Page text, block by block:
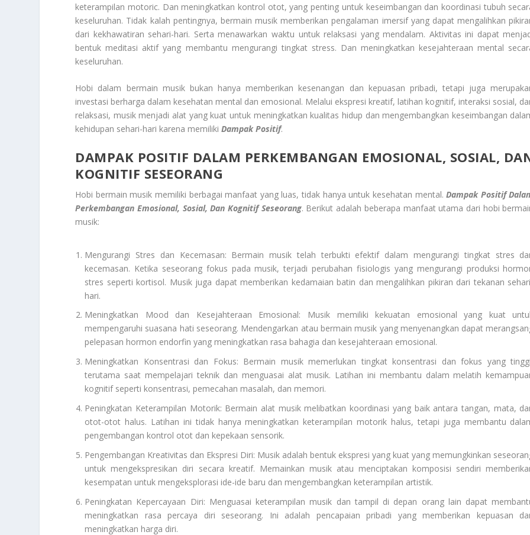
keterampilan motoric. Dan meningkatkan kontrol otot, yang penting untuk keseimbangan dan koordinasi tubuh
keseluruhan. Tidak kalah pentingnya, bermain musik memberikan pengalaman imersif yang dapat mengalihkan
dari kekhawatiran sehari-hari. Serta menawarkan waktu untuk relaksasi yang mendalam. Aktivitas ini dapat
bentuk meditasi aktif yang membantu mengurangi tingkat stress. Dan meningkatkan kesejahteraan mental
keseluruhan.
Hobi dalam bermain musik bukan hanya memberikan kesenangan dan kepuasan pribadi, tetapi juga
investasi berharga dalam kesehatan mental dan emosional. Melalui ekspresi kreatif, latihan kognitif, interaksi sosial,
relaksasi, musik menjadi alat yang kuat untuk meningkatkan kualitas hidup dan mengembangkan keseimbangan
kehidupan sehari-hari karena memilikiDampak Positif.
DAMPAK POSITIF DALAM PERKEMBANGAN EMOSIONAL, SOSIAL,
KOGNITIF SESEORANG
Hobi bermain musik memiliki berbagai manfaat yang luas, tidak hanya untuk kesehatan mental.Dampak Positif
Perkembangan Emosional, Sosial, Dan Kognitif Seseorang. Berikut adalah beberapa manfaat utama dari hobi
musik:
Mengurangi Stres dan Kecemasan: Bermain musik telah terbukti efektif dalam mengurangi tingkat stres
kecemasan. Ketika seseorang fokus pada musik, terjadi perubahan fisiologis yang mengurangi produksi
stres seperti kortisol. Musik juga dapat memberikan kedamaian batin dan mengalihkan pikiran dari tekanan
hari.
Meningkatkan Mood dan Kesejahteraan Emosional: Musik memiliki kekuatan emosional yang kuat
mempengaruhi suasana hati seseorang. Mendengarkan atau bermain musik yang menyenangkan dapat
pelepasan hormon endorfin yang meningkatkan rasa bahagia dan kesejahteraan emosional.
Meningkatkan Konsentrasi dan Fokus: Bermain musik memerlukan tingkat konsentrasi dan fokus yang
terutama saat mempelajari teknik dan menguasai alat musik. Latihan ini membantu dalam melatih
kognitif seperti konsentrasi, pemecahan masalah, dan memori.
Peningkatan Keterampilan Motorik: Bermain alat musik melibatkan koordinasi yang baik antara tangan, mata,
otot-otot halus. Latihan ini tidak hanya meningkatkan keterampilan motorik halus, tetapi juga membantu
pengembangan kontrol otot dan kepekaan sensorik.
Pengembangan Kreativitas dan Ekspresi Diri: Musik adalah bentuk ekspresi yang kuat yang memungkinkan
untuk mengekspresikan diri secara kreatif. Memainkan musik atau menciptakan komposisi sendiri
kesempatan untuk mengeksplorasi ide-ide baru dan mengembangkan keterampilan artistik.
Peningkatan Kepercayaan Diri: Menguasai keterampilan musik dan tampil di depan orang lain dapat
meningkatkan rasa percaya diri seseorang. Ini adalah pencapaian pribadi yang memberikan kepuasan
meningkatkan harga diri.